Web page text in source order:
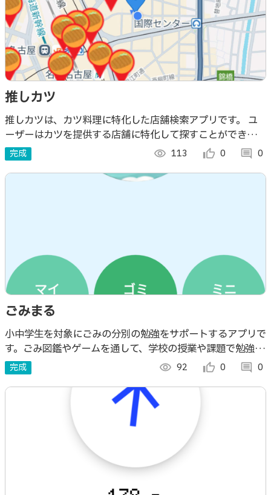
推しカツ
推しカツは、カツ料理に特化した店舗検索アプリです。 ユ
ーザーはカツを提供する店舗に特化して探すことができ、専
門店だけでなく定食屋などの店舗も対象としています。
完成 visibility 113 thumb_up_alt 0 comment 0
ごみまる
小中学生を対象にごみの分別の勉強をサポートするアプリで
す。ごみ図鑑やゲームを通して、学校の授業や課題で勉強し
たことを実生活で実践し、習慣づけることを目的としていま
す。
完成 visibility 92 thumb_up_alt 0 comment 0